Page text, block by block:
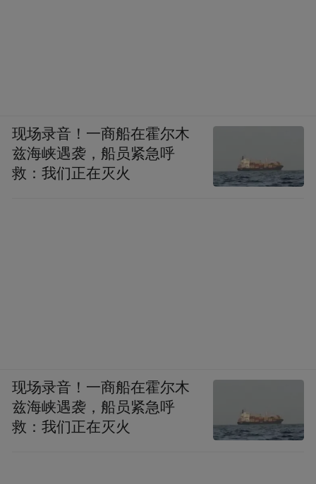
现场录音！一商船在霍尔木
兹海峡遇袭，船员紧急呼
救：我们正在灭火
现场录音！一商船在霍尔木
兹海峡遇袭，船员紧急呼
救：我们正在灭火